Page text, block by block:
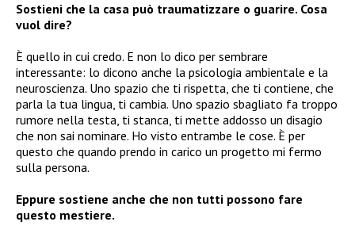
Sostieni che la casa può traumatizzare o guarire. Cosa
vuol dire?
È quello in cui credo. E non lo dico per sembrare
interessante: lo dicono anche la psicologia ambientale e la
neuroscienza. Uno spazio che ti rispetta, che ti contiene, che
parla la tua lingua, ti cambia. Uno spazio sbagliato fa troppo
rumore nella testa, ti stanca, ti mette addosso un disagio
che non sai nominare. Ho visto entrambe le cose. È per
questo che quando prendo in carico un progetto mi fermo
sulla persona.
Eppure sostiene anche che non tutti possono fare
questo mestiere.